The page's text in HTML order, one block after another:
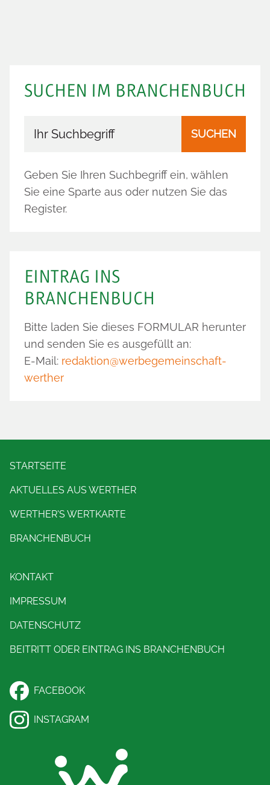
SUCHEN IM BRANCHENBUCH
SUCHEN
Geben Sie Ihren Suchbegriff ein, wählen
Sie eine Sparte aus oder nutzen Sie das
Register.
EINTRAG INS
BRANCHENBUCH
Bitte laden Sie dieses FORMULAR herunter
und senden Sie es ausgefüllt an:
E-Mail: redaktion@werbegemeinschaft-
werther
STARTSEITE
AKTUELLES AUS WERTHER
WERTHER'S WERTKARTE
BRANCHENBUCH
KONTAKT
IMPRESSUM
DATENSCHUTZ
BEITRITT ODER EINTRAG INS BRANCHENBUCH
FACEBOOK
INSTAGRAM